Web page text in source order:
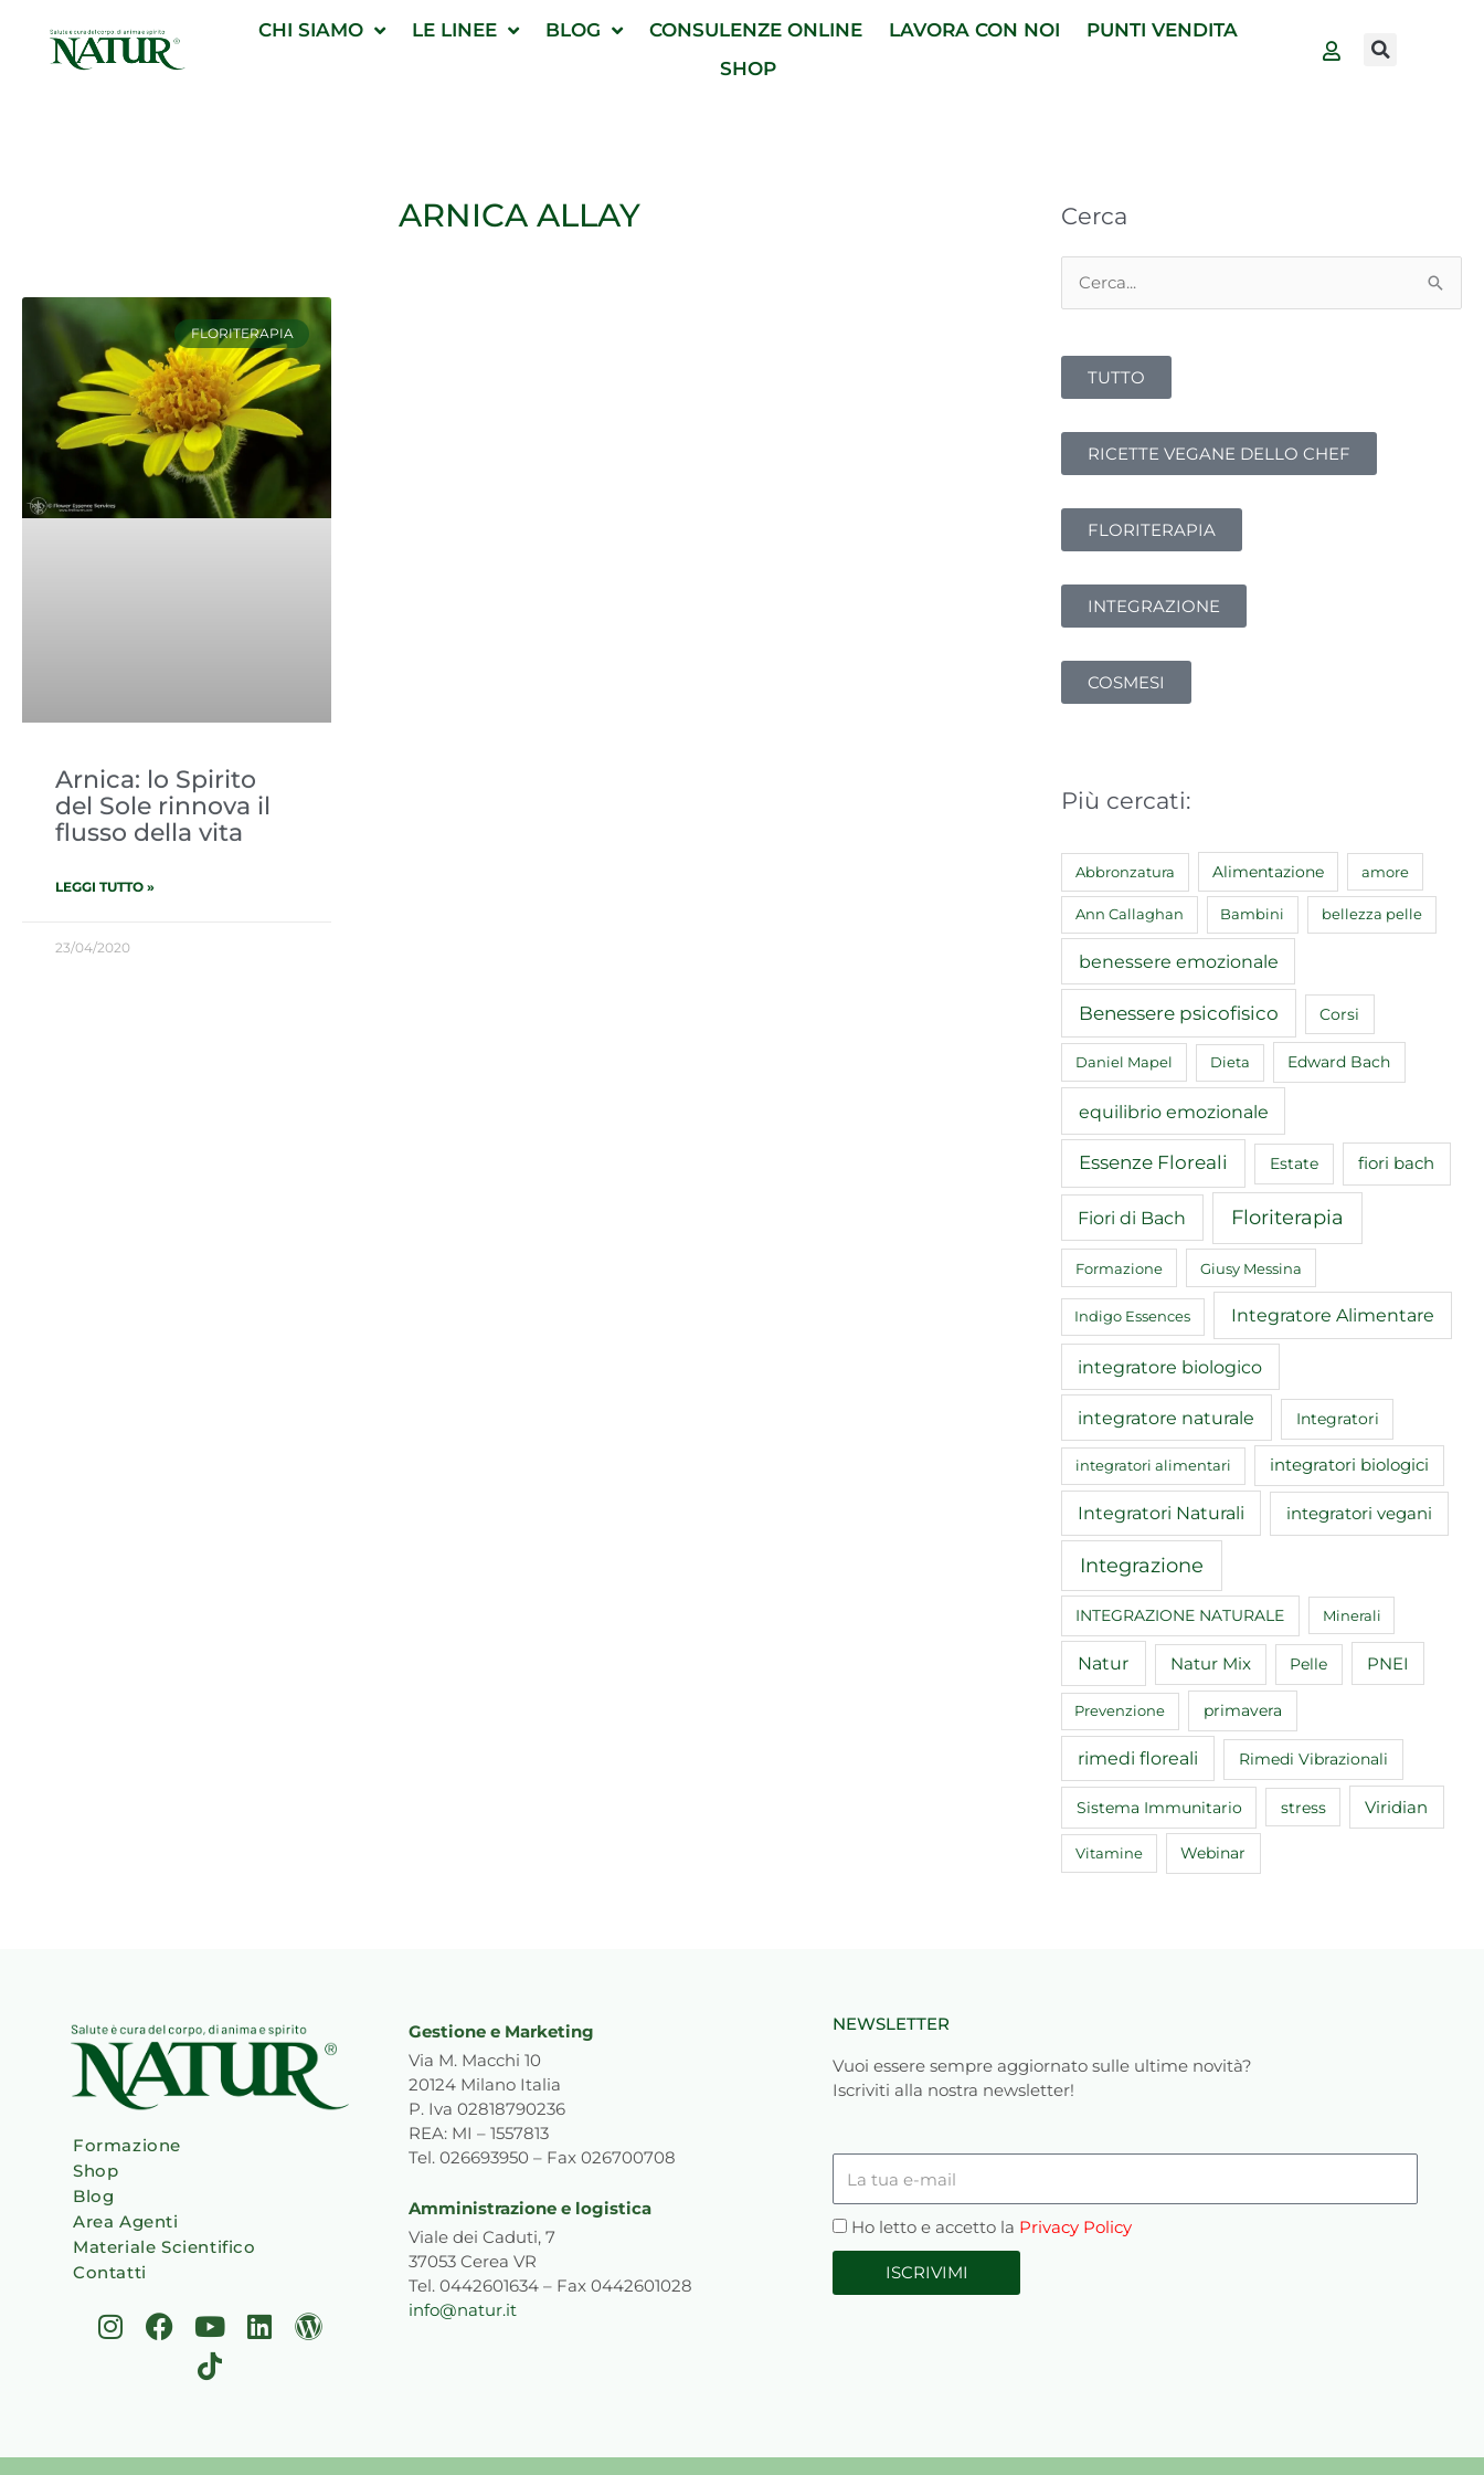
contenuto
CHI SIAMO LE LINEE BLOG CONSULENZE ONLINE LAVORA CON NOI
PUNTI VENDITA
SHOP
ARNICA ALLAY
FLORITERAPIA
Arnica: lo Spirito
del Sole rinnova il
flusso della vita
LEGGI TUTTO »
23/04/2020
Cerca
Cerca:
TUTTO
RICETTE VEGANE DELLO CHEF
FLORITERAPIA
INTEGRAZIONE
COSMESI
Più cercati:
Abbronzatura Alimentazione amore
Ann Callaghan Bambini bellezza pelle
benessere emozionale
Benessere psicofisico Corsi
Daniel Mapel Dieta Edward Bach
equilibrio emozionale
Essenze Floreali Estate fiori bach
Fiori di Bach Floriterapia
Formazione Giusy Messina
Indigo Essences Integratore Alimentare
integratore biologico
integratore naturale Integratori
integratori alimentari integratori biologici
Integratori Naturali integratori vegani
Integrazione
INTEGRAZIONE NATURALE Minerali
Natur Natur Mix Pelle PNEI
Prevenzione primavera
rimedi floreali Rimedi Vibrazionali
Sistema Immunitario stress Viridian
Vitamine Webinar
Formazione
Shop
Blog
Area Agenti
Materiale Scientifico
Contatti
I
n
g
F
a
o
Y
o
u
b
L
i
d
W
o
r
T
i
k
k
Gestione e Marketing
Via M. Macchi 10
20124 Milano Italia
P. Iva 02818790236
REA: MI – 1557813
Tel. 026693950 – Fax 026700708
Amministrazione e logistica
Viale dei Caduti, 7
37053 Cerea VR
Tel. 0442601634 – Fax 0442601028
info@natur.it
NEWSLETTER
Vuoi essere sempre aggiornato sulle ultime novità?
Iscriviti alla nostra newsletter!
tua
mail
Privacy
Ho letto e accetto la Privacy Policy
ISCRIVIMI